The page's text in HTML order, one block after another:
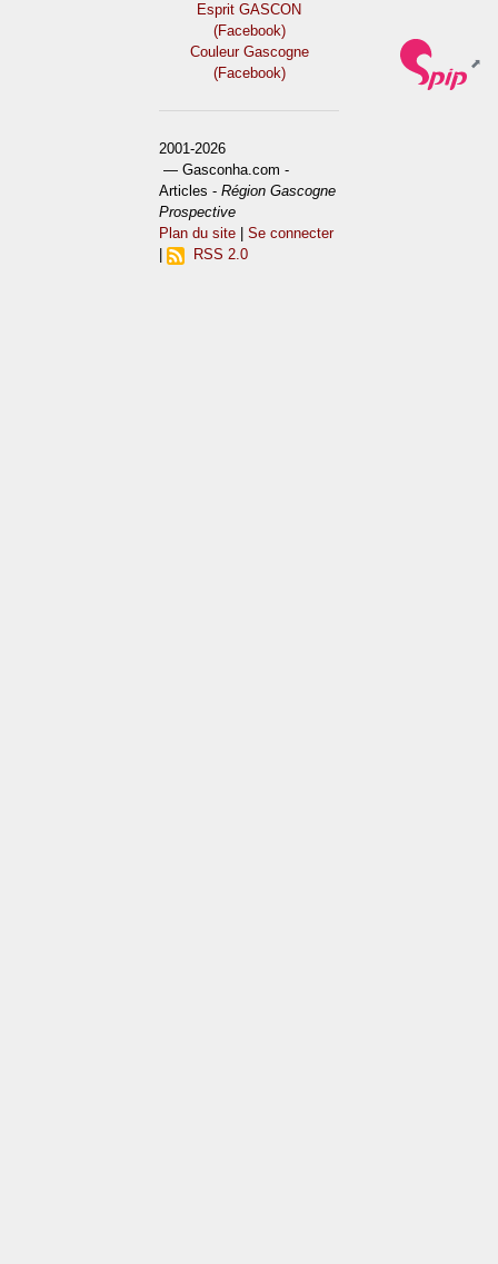
Esprit GASCON
(Facebook)
Couleur Gascogne
(Facebook)
2001-2026
— Gasconha.com -
Articles -Région Gascogne
Prospective
Plan du site |Se connecter
|
RSS 2.0